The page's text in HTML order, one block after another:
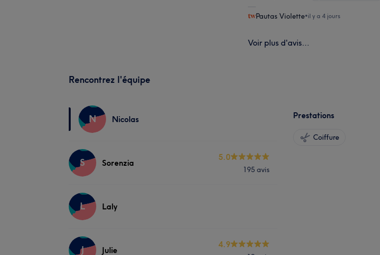
Pautas Violette•il y a 4 jours
Voir plus d'avis...
Rencontrez l'équipe
N Nicolas
S Sorenzia
5.0
195 avis
L Laly
J Julie
4.9
Prestations
Coiffure